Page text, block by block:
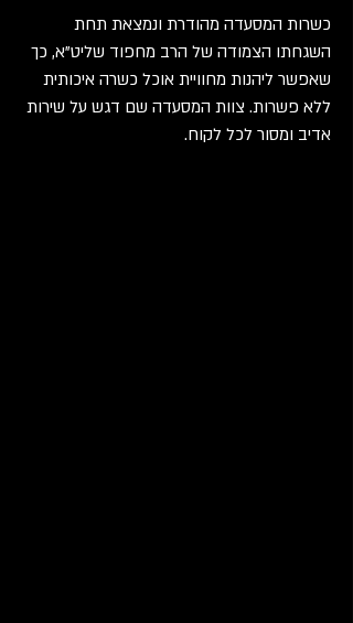
כשרות המסעדה מהודרת ונמצאת תחת
השגחתו הצמודה של הרב מחפוד שליט"א, כך
שאפשר ליהנות מחוויית אוכל כשרה איכותית
ללא פשרות. צוות המסעדה שם דגש על שירות
אדיב ומסור לכל לקוח.